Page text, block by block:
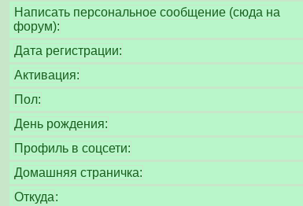
Написать персональное сообщение (сюда на
форум):
Дата регистрации:
Активация:
Пол:
День рождения:
Профиль в соцсети:
Домашняя страничка:
Откуда: